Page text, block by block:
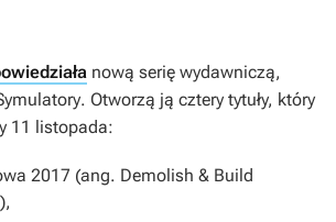
nową serię wydawniczą,
. Otworzą ją cztery tytuły, który
11 listopada:
2017 (ang. Demolish & Build
),